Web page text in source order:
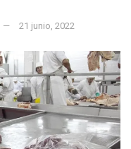
21 junio, 2022